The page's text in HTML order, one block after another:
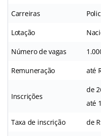
Carreiras
Lotação
Número de vagas
Remuneração até
Inscrições
de
até
Taxa de inscrição de